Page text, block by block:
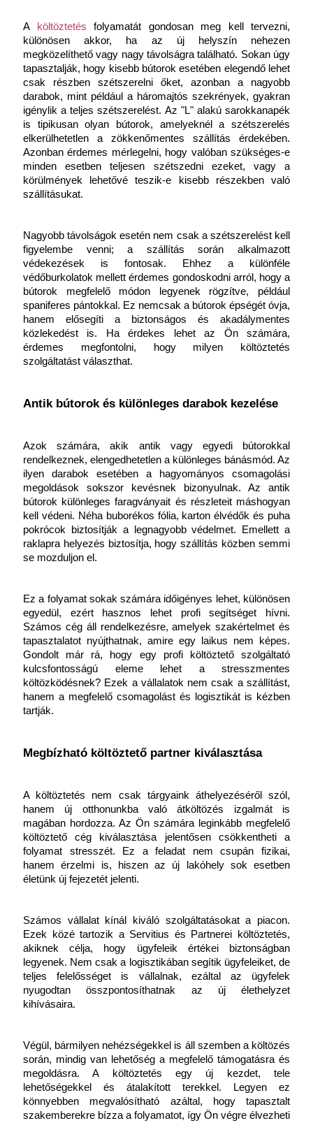
A költöztetés folyamatát gondosan meg kell tervezni,
különösen akkor, ha az új helyszín nehezen
megközelíthető vagy nagy távolságra található. Sokan úgy
tapasztalják, hogy kisebb bútorok esetében elegendő lehet
csak részben szétszerelni őket, azonban a nagyobb
darabok, mint például a háromajtós szekrények, gyakran
igénylik a teljes szétszerelést. Az "L" alakú sarokkanapék
is tipikusan olyan bútorok, amelyeknél a szétszerelés
elkerülhetetlen a zökkenőmentes szállítás érdekében.
Azonban érdemes mérlegelni, hogy valóban szükséges-e
minden esetben teljesen szétszedni ezeket, vagy a
körülmények lehetővé teszik-e kisebb részekben való
szállításukat.
Nagyobb távolságok esetén nem csak a szétszerelést kell
figyelembe venni; a szállítás során alkalmazott
védekezések is fontosak. Ehhez a különféle
védőburkolatok mellett érdemes gondoskodni arról, hogy a
bútorok megfelelő módon legyenek rögzítve, például
spaniferes pántokkal. Ez nemcsak a bútorok épségét óvja,
hanem elősegíti a biztonságos és akadálymentes
közlekedést is. Ha érdekes lehet az Ön számára,
érdemes megfontolni, hogy milyen
költöztetés
szolgáltatást választhat.
Antik bútorok és különleges darabok kezelése
Azok számára, akik antik vagy egyedi bútorokkal
rendelkeznek, elengedhetetlen a különleges bánásmód. Az
ilyen darabok esetében a hagyományos csomagolási
megoldások sokszor kevésnek bizonyulnak. Az antik
bútorok különleges faragványait és részleteit máshogyan
kell védeni. Néha buborékos fólia, karton élvédők és puha
pokrócok biztosítják a legnagyobb védelmet. Emellett a
raklapra helyezés biztosítja, hogy szállítás közben semmi
se mozduljon el.
Ez a folyamat sokak számára időigényes lehet, különösen
egyedül, ezért hasznos lehet profi segítséget hívni.
Számos cég áll rendelkezésre, amelyek szakértelmet és
tapasztalatot nyújthatnak, amire egy laikus nem képes.
Gondolt már rá, hogy egy profi költöztető szolgáltató
kulcsfontosságú eleme lehet a stresszmentes
költözködésnek? Ezek a vállalatok nem csak a szállítást,
hanem a megfelelő csomagolást és logisztikát is kézben
tartják.
Megbízható költöztető partner kiválasztása
A költöztetés nem csak tárgyaink áthelyezéséről szól,
hanem új otthonunkba való átköltözés izgalmát is
magában hordozza. Az Ön számára leginkább megfelelő
költöztető cég kiválasztása jelentősen csökkentheti a
folyamat stresszét. Ez a feladat nem csupán fizikai,
hanem érzelmi is, hiszen az új lakóhely sok esetben
életünk új fejezetét jelenti.
Számos vállalat kínál kiváló szolgáltatásokat a piacon.
Ezek közé tartozik a Servitius és Partnerei költöztetés,
akiknek célja, hogy ügyfeleik értékei biztonságban
legyenek. Nem csak a logisztikában segítik ügyfeleiket, de
teljes felelősséget is vállalnak, ezáltal az ügyfelek
nyugodtan összpontosíthatnak az új élethelyzet
kihívásaira.
Végül, bármilyen nehézségekkel is áll szemben a költözés
során, mindig van lehetőség a megfelelő támogatásra és
megoldásra. A költöztetés egy új kezdet, tele
lehetőségekkel és átalakított terekkel. Legyen ez
könnyebben megvalósítható azáltal, hogy tapasztalt
szakemberekre bízza a folyamatot, így Ön végre élvezheti